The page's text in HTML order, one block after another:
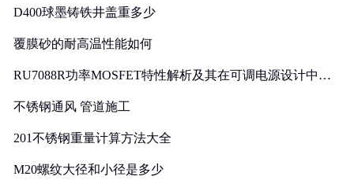
D400球墨铸铁井盖重多少
覆膜砂的耐高温性能如何
RU7088R功率MOSFET特性解析及其在可调电源设计中的
不锈钢通风 管道施工
201不锈钢重量计算方法大全
M20螺纹大径和小径是多少